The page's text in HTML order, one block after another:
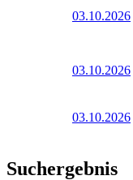
03.10.2026
03.10.2026
03.10.2026
Suchergebnis